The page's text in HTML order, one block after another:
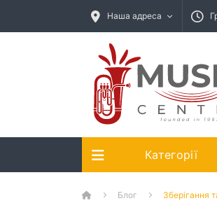
Наша адреса
Категорії
Блог Зберігання